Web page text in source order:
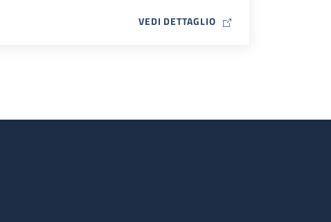
VEDI DETTAGLIOMAP ICON